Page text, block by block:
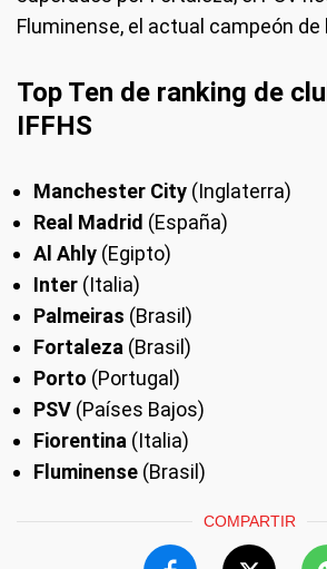
Fluminense, el actual campeón de
Top Ten de ranking de
IFFHS
Manchester City (Inglaterra)
Real Madrid (España)
Al Ahly (Egipto)
Inter (Italia)
Palmeiras (Brasil)
Fortaleza (Brasil)
Porto (Portugal)
PSV (Países Bajos)
Fiorentina (Italia)
Fluminense (Brasil)
COMPARTIR